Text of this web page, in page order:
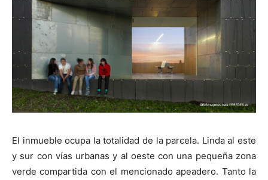
El inmueble ocupa la totalidad de la parcela. Linda al este
y sur con vías urbanas y al oeste con una pequeña zona
verde compartida con el mencionado apeadero. Tanto la